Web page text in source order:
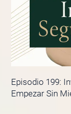
Episodio 199:
Empezar Sin